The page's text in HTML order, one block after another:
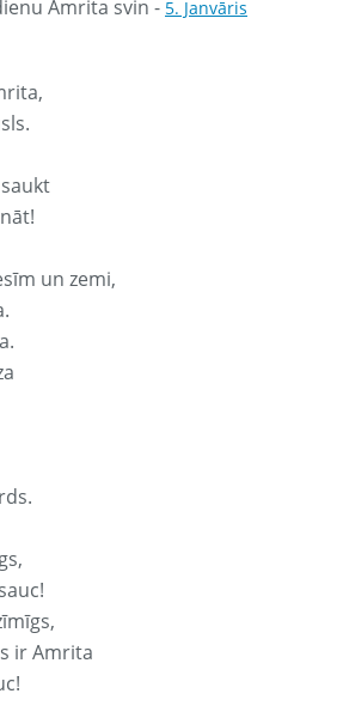
Amrita svin - 5. Janvāris
un zemi,
ir Amrita